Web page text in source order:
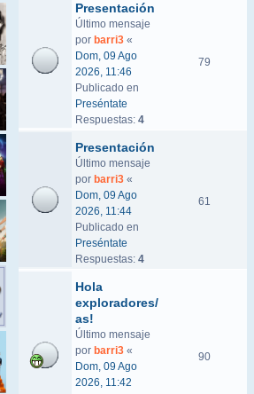
Presentación
Último mensaje
por barri3 «
Dom, 09 Ago
2026, 11:46
Publicado en
Preséntate
Respuestas: 4
79
Presentación
Último mensaje
por barri3 «
Dom, 09 Ago
2026, 11:44
Publicado en
Preséntate
Respuestas: 4
61
Hola
exploradores/
as!
Último mensaje
por barri3 «
Dom, 09 Ago
2026, 11:42
90